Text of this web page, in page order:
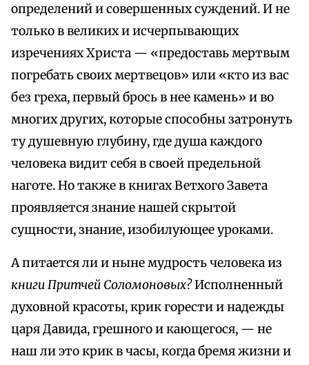
определений и совершенных суждений. И не
только в великих и исчерпывающих
изречениях Христа — «предоставь мертвым
погребать своих мертвецов» или «кто из вас
без греха, первый брось в нее камень» и во
многих других, которые способны затронуть
ту душевную глубину, где душа каждого
человека видит себя в своей предельной
наготе. Но также в книгах Ветхого Завета
проявляется знание нашей скрытой
сущности, знание, изобилующее уроками.
А питается ли и ныне мудрость человека из
книги Притчей Соломоновых?Исполненный
духовной красоты, крик горести и надежды
царя Давида, грешного и кающегося, — не
наш ли это крик в часы, когда бремя жизни и